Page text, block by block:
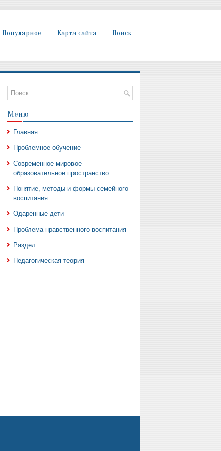
Популярное Карта сайта Поиск
Меню
Главная
Проблемное обучение
Современное мировое
образовательное пространство
Понятие, методы и формы семейного
воспитания
Одаренные дети
Проблема нравственного воспитания
Раздел
Педагогическая теория